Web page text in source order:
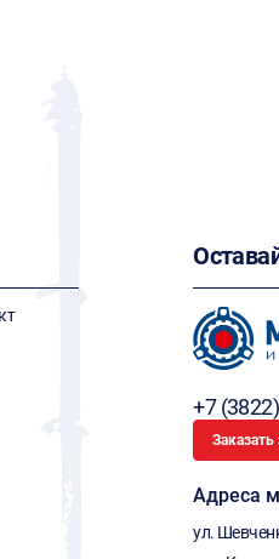
+7
Адреса
ул.